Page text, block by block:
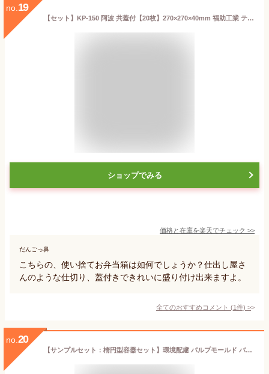
no. 19
【セット】KP-150 阿波 共蓋付【20枚】270×270×40mm 福助工業 テイクアウト容器 仕出し 弁当 容器 パック 使い捨て テイクアウト お持ち帰り 共蓋 中華 料理 お弁当 業務用 プロ用 文化祭 学園祭 デリバリー 宅配 おしゃれ 使い捨て食器 使い捨て皿 器
ショップでみる
価格と在庫を楽天でチェック >>
だんごっ鼻
こちらの、使い捨てお弁当箱は如何でしょうか？仕出し屋さ
んのような仕切り、蓋付きできれいに盛り付け出来ますよ。
全てのおすすめコメント (1件) >
no. 20
【サンプルセット：楕円型容器セット】環境配慮 パルプモールド バガス フードパック テイクアウト 容器 おしゃれ 紙容器 紙トレイ 紙 ボックス 食品容器 キッチンカー ランチボックス 丼 業務用 使い捨て 容器 電子レンジ対応 カフェ エコ